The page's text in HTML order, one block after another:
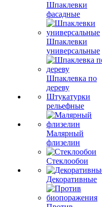
Шпаклевки
фасадные
Шпаклевки
универсальные
Шпаклевка по
дереву
Штукатурки
рельефные
Малярный
флизелин
Стеклообои
Декоративные